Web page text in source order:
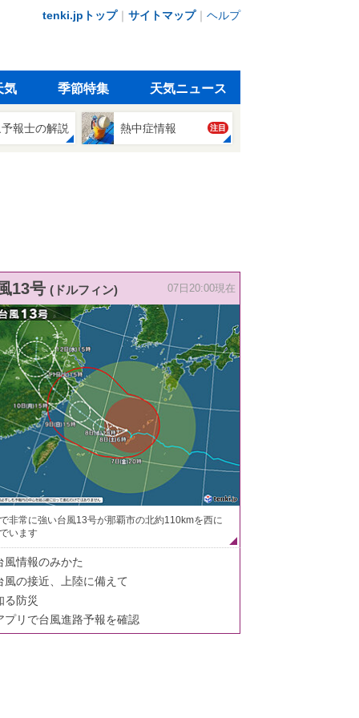
tenki.jpトップ｜ サイトマップ｜ ヘルプ
気 季節特集 天気ニュース
報士の解説 熱中症情報 注目
13号 (ドルフィン) 07日20:00現在
非常に強い台風13号が那覇市の北約110kmを西に
います
風情報のみかた
風の接近、上陸に備えて
る防災
プリで台風進路予報を確認